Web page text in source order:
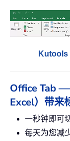
Office Tab
Excel）带来
一秒钟即可
每天为您减